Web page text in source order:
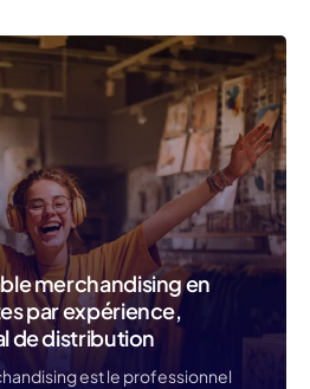
merchandising en
par expérience,
de distribution
est le professionnel